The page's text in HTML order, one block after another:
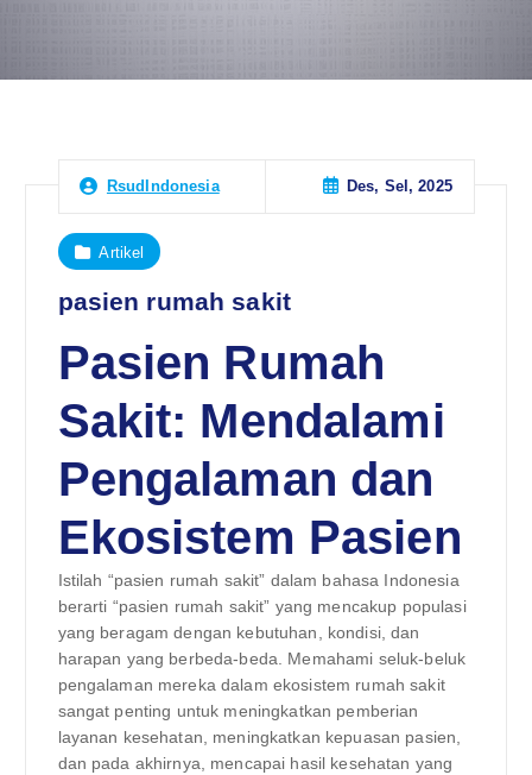
RsudIndonesia Des, Sel, 2025
Artikel
pasien rumah sakit
Pasien Rumah
Sakit: Mendalami
Pengalaman dan
Ekosistem Pasien
Istilah “pasien rumah sakit” dalam bahasa Indonesia
berarti “pasien rumah sakit” yang mencakup populasi
yang beragam dengan kebutuhan, kondisi, dan
harapan yang berbeda-beda. Memahami seluk-beluk
pengalaman mereka dalam ekosistem rumah sakit
sangat penting untuk meningkatkan pemberian
layanan kesehatan, meningkatkan kepuasan pasien,
dan pada akhirnya, mencapai hasil kesehatan yang